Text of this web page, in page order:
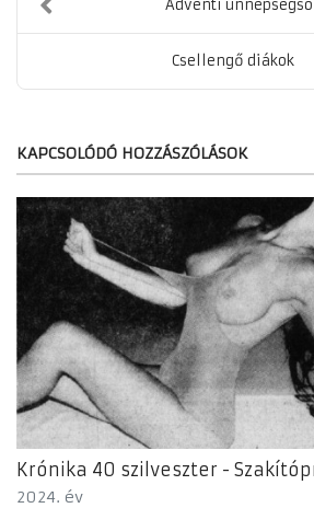
Adventi
Csellengő diákok
KAPCSOLÓDÓ HOZZÁSZÓLÁSOK
Krónika 40 szilveszter -
2024. év